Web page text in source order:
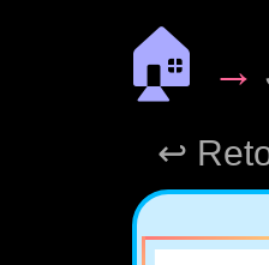
🏠 →
↩